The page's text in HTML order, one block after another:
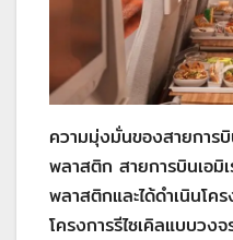
ความมุ่งมั่นของสายการบิ
พลาสติก สายการบินเอมิ
พลาสติกและได้ดำเนินโค
โครงการรีไซเคิลแบบวง